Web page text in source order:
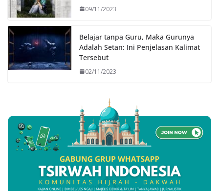
09/11/2023
Belajar tanpa Guru, Maka Gurunya
Adalah Setan: Ini Penjelasan Kalimat
Tersebut
02/11/2023